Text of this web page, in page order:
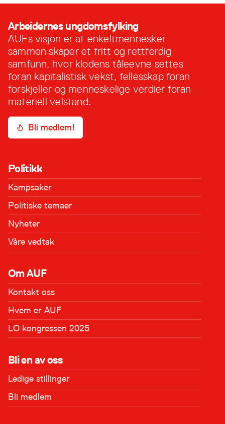
Arbeidernes ungdomsfylking
AUFs visjon er at enkeltmennesker
sammen skaper et fritt og rettferdig
samfunn, hvor klodens tåleevne settes
foran kapitalistisk vekst, fellesskap foran
forskjeller og menneskelige verdier foran
materiell velstand.
Bli medlem!
Politikk
Kampsaker
Politiske temaer
Nyheter
Våre vedtak
Om AUF
Kontakt oss
Hvem er AUF
LO kongressen 2025
Bli en av oss
Ledige stillinger
Bli medlem